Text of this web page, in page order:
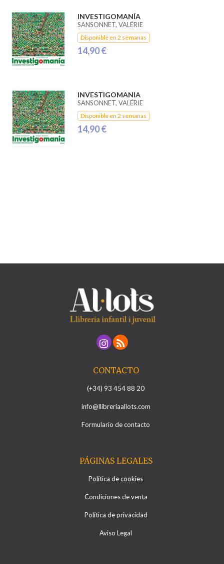
INVESTIGOMANÍA
SANSONNET, VALÉRIE
Disponible en 2 semanas
14,90 €
INVESTIGOMANIA
SANSONNET, VALÉRIE
Disponible en 2 semanas
14,90 €
CONTACTO
(+34) 93 454 88 20
info@llibreriaallots.com
Formulario de contacto
PÁGINAS LEGALES
Política de cookies
Condiciones de venta
Política de privacidad
Aviso Legal